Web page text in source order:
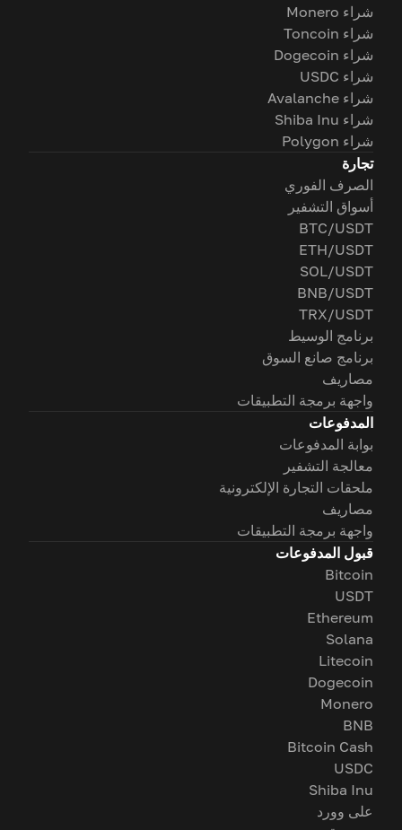
شراء Monero
شراء Toncoin
شراء Dogecoin
شراء USDC
شراء Avalanche
شراء Shiba Inu
شراء Polygon
تجارة
الصرف الفوري
أسواق التشفير
BTC/USDT
ETH/USDT
SOL/USDT
BNB/USDT
TRX/USDT
برنامج الوسيط
برنامج صانع السوق
مصاريف
واجهة برمجة التطبيقات
المدفوعات
بوابة المدفوعات
معالجة التشفير
ملحقات التجارة الإلكترونية
مصاريف
واجهة برمجة التطبيقات
قبول المدفوعات
Bitcoin
USDT
Ethereum
Solana
Litecoin
Dogecoin
Monero
BNB
Bitcoin Cash
USDC
Shiba Inu
على وورد